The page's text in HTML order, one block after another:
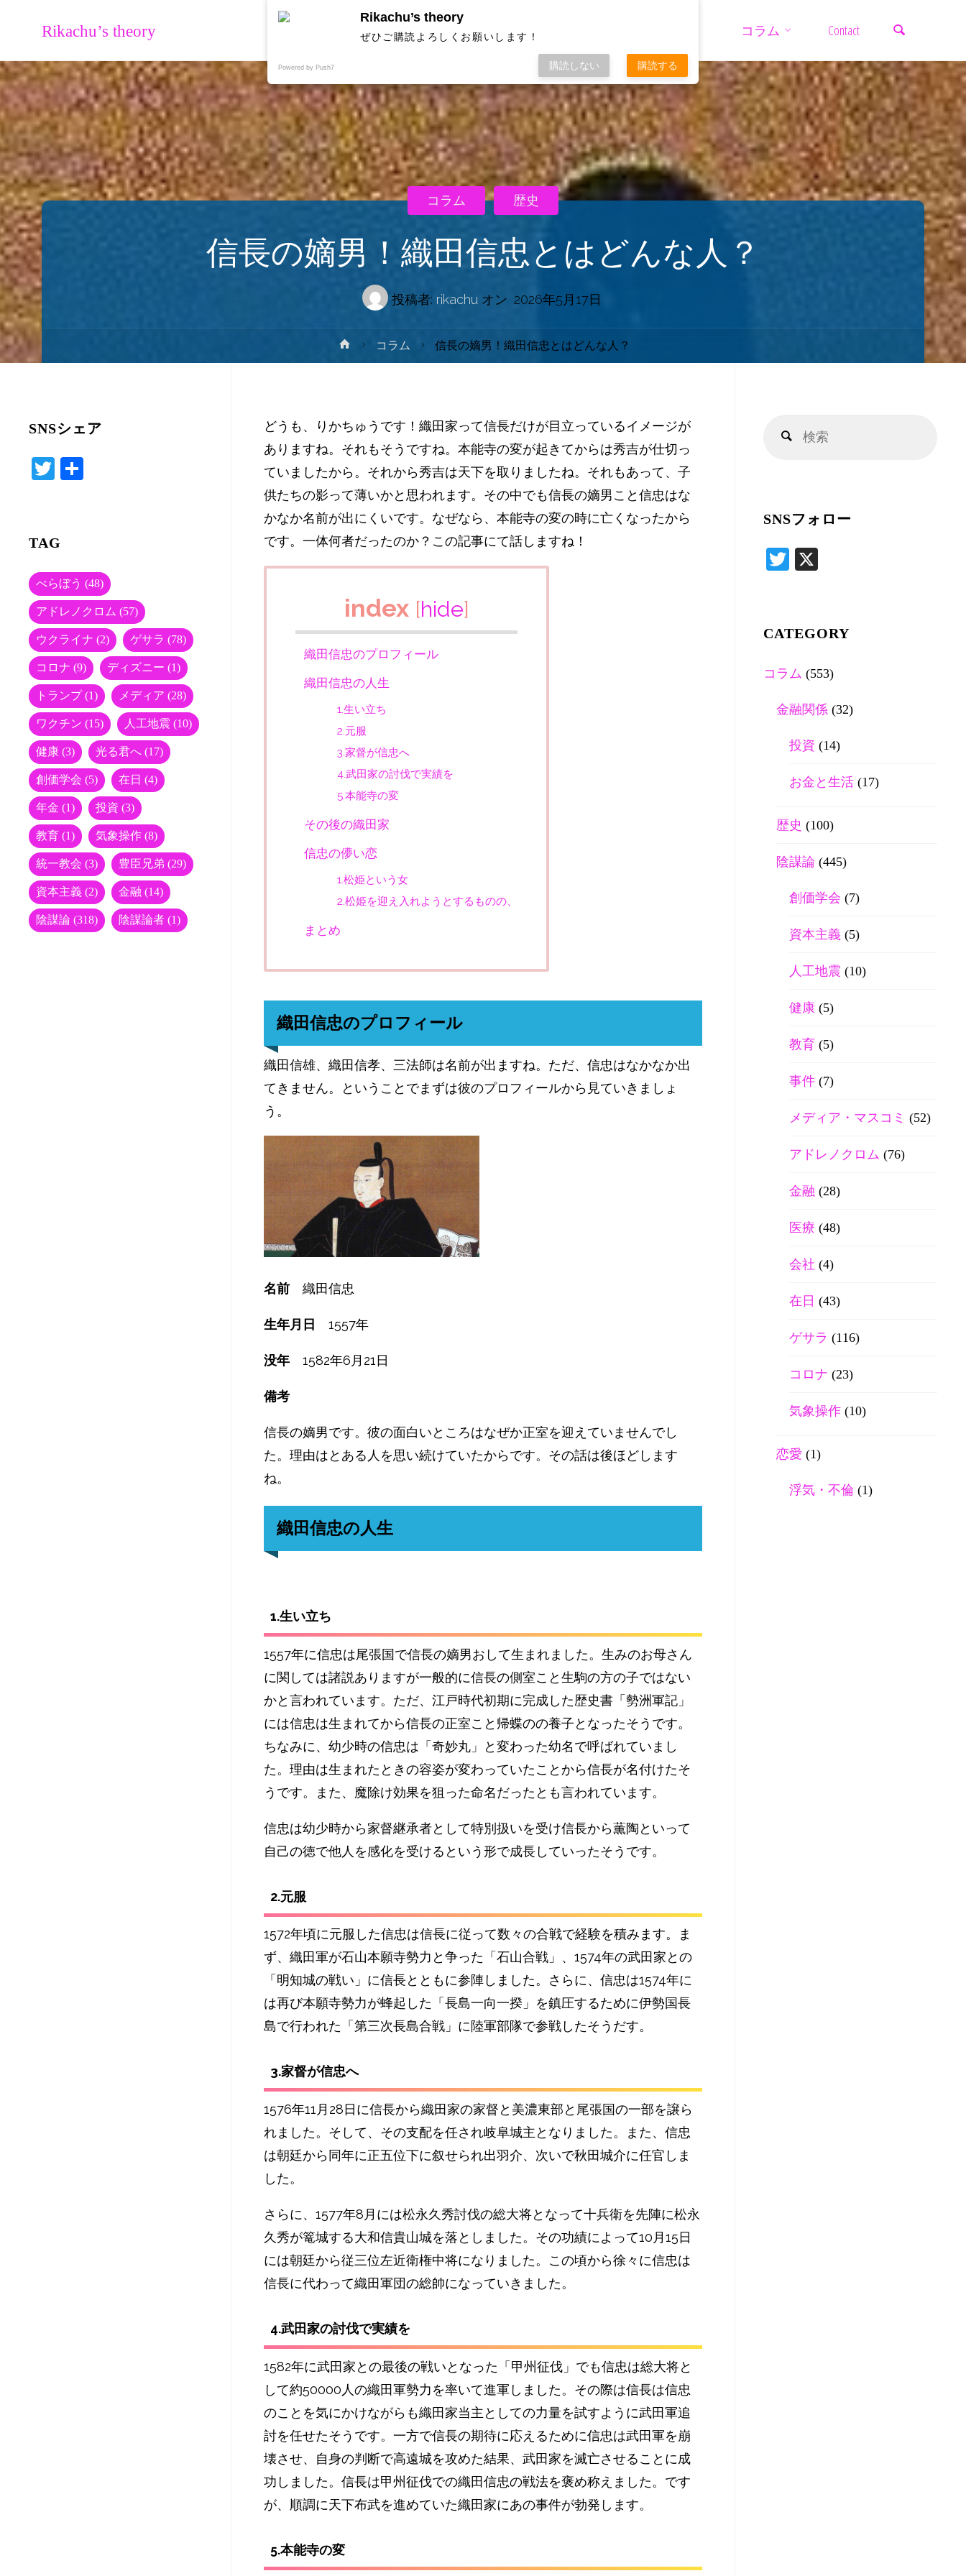
Rikachu’s theory
ン
テ
ン
ツ
へ
コラム Contact
信長の嫡男！織田信忠とはどんな人？
投稿者: rikachu オン 2026年5月17日
コラム 歴史
ホ
ー
コラム 信長の嫡男！織田信忠とはどんな人？
どうも、りかちゅうです！織田家って信長だけが目立っているイメージが
ありますね。それもそうですね。本能寺の変が起きてからは秀吉が仕切っ
ていましたから。それから秀吉は天下を取りましたね。それもあって、子
供たちの影って薄いかと思われます。その中でも信長の嫡男こと信忠はな
かなか名前が出にくいです。なぜなら、本能寺の変の時に亡くなったから
です。一体何者だったのか？この記事にて話しますね！
index [hide]
織田信忠のプロフィール
織田信忠の人生
1.生い立ち
2.元服
3.家督が信忠へ
4.武田家の討伐で実績を
5.本能寺の変
その後の織田家
信忠の儚い恋
1.松姫という女
2.松姫を迎え入れようとするものの、
まとめ
織田信忠のプロフィール
織田信雄、織田信孝、三法師は名前が出ますね。ただ、信忠はなかなか出
てきません。ということでまずは彼のプロフィールから見ていきましょ
う。
名前 織田信忠
生年月日 1557年
没年 1582年6月21日
備考
信長の嫡男です。彼の面白いところはなぜか正室を迎えていませんでし
た。理由はとある人を思い続けていたからです。その話は後ほどします
ね。
織田信忠の人生
1.生い立ち
1557年に信忠は尾張国で信長の嫡男おして生まれました。生みのお母さん
に関しては諸説ありますが一般的に信長の側室こと生駒の方の子ではない
かと言われています。ただ、江戸時代初期に完成した歴史書「勢洲軍記」
には信忠は生まれてから信長の正室こと帰蝶のの養子となったそうです。
ちなみに、幼少時の信忠は「奇妙丸」と変わった幼名で呼ばれていまし
た。理由は生まれたときの容姿が変わっていたことから信長が名付けたそ
うです。また、魔除け効果を狙った命名だったとも言われています。
信忠は幼少時から家督継承者として特別扱いを受け信長から薫陶といって
自己の徳で他人を感化を受けるという形で成長していったそうです。
2.元服
1572年頃に元服した信忠は信長に従って数々の合戦で経験を積みます。ま
ず、織田軍が石山本願寺勢力と争った「石山合戦」、1574年の武田家との
「明知城の戦い」に信長とともに参陣しました。さらに、信忠は1574年に
は再び本願寺勢力が蜂起した「長島一向一揆」を鎮圧するために伊勢国長
島で行われた「第三次長島合戦」に陸軍部隊で参戦したそうだす。
3.家督が信忠へ
1576年11月28日に信長から織田家の家督と美濃東部と尾張国の一部を譲ら
れました。そして、その支配を任され岐阜城主となりました。
また、信忠
は朝廷から同年に正五位下に叙せられ出羽介、次いで秋田城介に任官しま
した。
さらに、 1577年8月には松永久秀討伐の総大将となって十兵衛を先陣に松永
久秀が篭城する大和信貴山城を落としました。 その功績によって10月15日
には朝廷から従三位左近衛権中将になりました。この頃から徐々に信忠は
信長に代わって織田軍団の総帥になっていきました。
4.武田家の討伐で実績を
1582年に武田家との最後の戦いとなった「甲州征伐」でも信忠は総大将と
して約50000人の織田軍勢力を率いて進軍しました。その際は信長は信忠
のことを気にかけながらも織田家当主としての力量を試すように武田軍追
討を任せたそうです。一方で信長の期待に応えるために信忠は武田軍を崩
壊させ、自身の判断で高遠城を攻めた結果、武田家を滅亡させることに成
功しました。 信長は甲州征伐での織田信忠の戦法を褒め称えました。です
が、順調に天下布武を進めていた織田家にあの事件が勃発します。
5.本能寺の変
SNSシェア
T
r
TAG
べらぼう (48)
アドレノクロム (57)
ウクライナ (2) ゲサラ (78)
コロナ (9) ディズニー (1)
トランプ(1) メディア (28)
ワクチン (15) 人工地震 (10)
健康 (3) 光る君へ (17)
創価学会 (5) 在日 (4)
年金 (1) 投資 (3)
教育 (1) 気象操作 (8)
統一教会 (3) 豊臣兄弟 (29)
資本主義 (2) 金融 (14)
陰謀論 (318) 陰謀論者 (1)
検
SNSフォロー
T
r
CATEGORY
コラム (553)
金融関係 (32)
投資 (14)
お金と生活 (17)
歴史 (100)
陰謀論 (445)
創価学会 (7)
資本主義 (5)
人工地震 (10)
健康 (5)
教育 (5)
事件 (7)
メディア・マスコミ (52)
アドレノクロム (76)
金融 (28)
医療 (48)
会社 (4)
在日 (43)
ゲサラ (116)
コロナ (23)
気象操作 (10)
恋愛 (1)
浮気・不倫 (1)
Rikachu’s theory
ぜひご購読よろしくお願いします！
Powered by Push7 購読しない 購読する